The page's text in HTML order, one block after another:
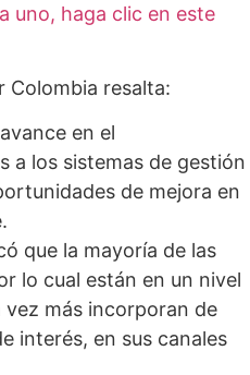
uno, haga clic en este
Colombia resalta:
en el
a los sistemas de gestión
de mejora en
que la mayoría de las
lo cual están en un nivel
vez más incorporan de
interés, en sus canales